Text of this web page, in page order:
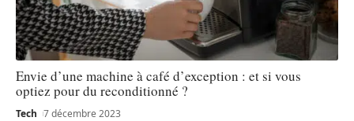
Envie d’une machine à café d’exception : et si vous
optiez pour du reconditionné ?
Tech 7 décembre 2023